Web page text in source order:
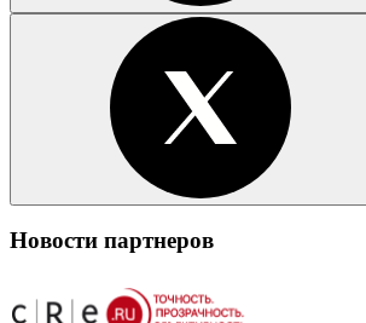
Новости партнеров